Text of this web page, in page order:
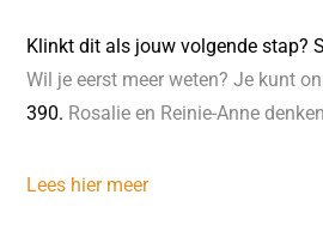
Klinkt dit als jouw volgende stap?
Wil je eerst meer weten? Je kunt
390. Rosalie en Reinie-Anne
Lees hier meer